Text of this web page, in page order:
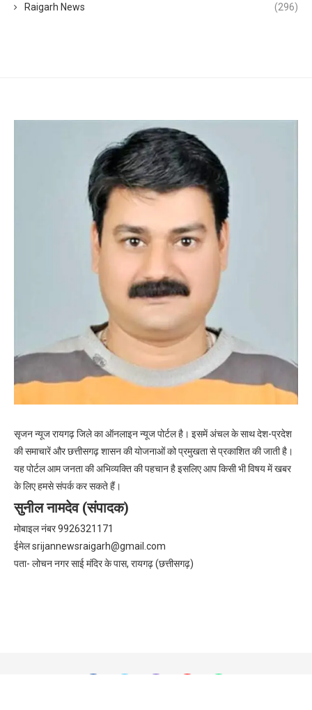
Raigarh News (296)
सृजन न्यूज रायगढ़ जिले का ऑनलाइन न्यूज पोर्टल है। इसमें अंचल के साथ देश-प्रदेश
की समाचारें और छत्तीसगढ़ शासन की योजनाओं को प्रमुखता से प्रकाशित की जाती है।
यह पोर्टल आम जनता की अभिव्यक्ति की पहचान है इसलिए आप किसी भी विषय में खबर
के लिए हमसे संपर्क कर सकते हैं।
सुनील नामदेव (संपादक)
मोबाइल नंबर 9926321171
ईमेलsrijannewsraigarh@gmail.com
पता- लोचन नगर साई मंदिर के पास, रायगढ़ (छत्तीसगढ़)